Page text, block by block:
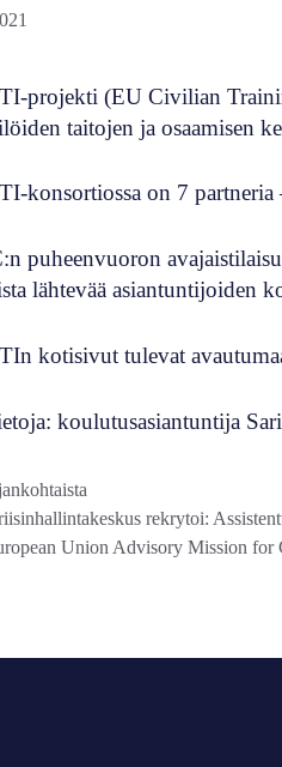
projekti (EU Civilian
taitojen ja osaamisen
konsortiossa on 7
puheenvuoron
lähtevää asiantuntijoiden
kotisivut tulevat
koulutusasiantuntija
rekrytoi:
Union Advisory Mission for